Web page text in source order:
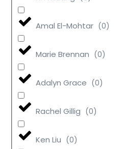
Amal El-Mohtar (0)
Marie Brennan (0)
Adalyn Grace (0)
Rachel Gillig (0)
Ken Liu (0)